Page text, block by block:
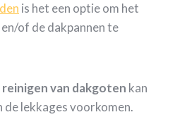
is het een optie om het
of de dakpannen te
reinigen van dakgoten kan
de lekkages voorkomen.